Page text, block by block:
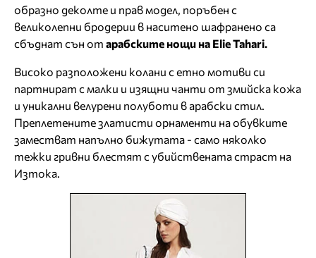
образно деколте и прав модел, поръбен с
великолепни бродерии в наситено шафранено са
сбъднат сън от арабските нощи на Elie Tahari.
Високо разположени колани с етно мотиви си
партнират с малки и изящни чанти от змийска кожа
и уникални велурени полуботи в арабски стил.
Преплетените златисти орнаменти на обувките
заместват напълно бижутата - само няколко
тежки гривни блестят с убийствената страст на
Изтока.